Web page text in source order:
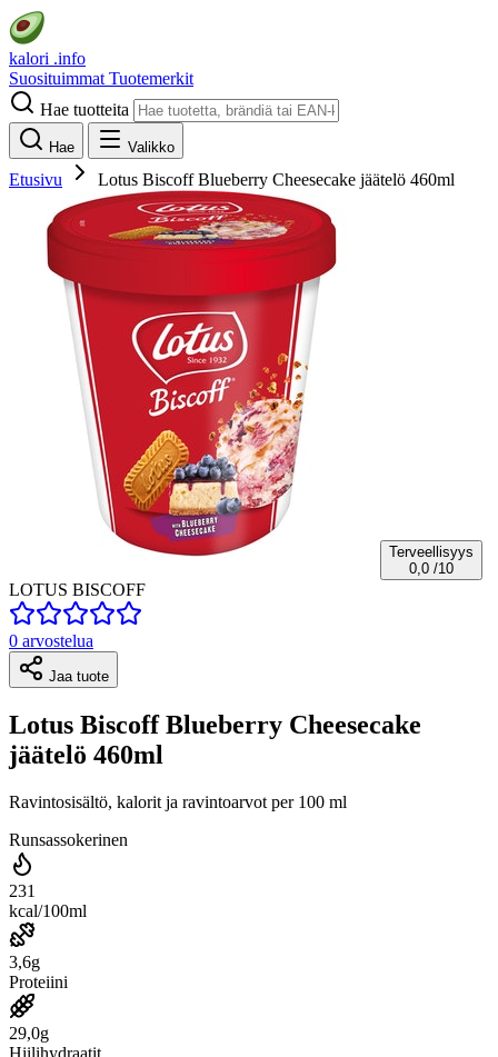
kalori .info
Suosituimmat Tuotemerkit
Hae tuotteita
Hae Valikko
Etusivu Lotus Biscoff Blueberry Cheesecake jäätelö 460ml
Terveellisyys
0,0 /10
LOTUS BISCOFF
0 arvostelua
Jaa tuote
Lotus Biscoff Blueberry Cheesecake
jäätelö 460ml
Ravintosisältö, kalorit ja ravintoarvot per 100 ml
Runsassokerinen
231
kcal/100ml
3,6g
Proteiini
29,0g
Hiilihydraatit